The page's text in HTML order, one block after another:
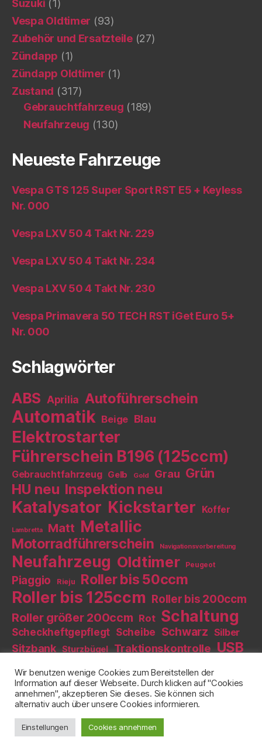
Suzuki (1)
Vespa Oldtimer (93)
Zubehör und Ersatzteile(27)
Zündapp (1)
Zündapp Oldtimer (1)
Zustand (317)
Gebrauchtfahrzeug (189)
Neufahrzeug (130)
Neueste Fahrzeuge
Vespa GTS 125 Super Sport RST E5 + Keyless
Nr. 000
Vespa LXV 50 4 Takt Nr. 229
Vespa LXV 50 4 Takt Nr. 234
Vespa LXV 50 4 Takt Nr. 230
Vespa Primavera 50 TECH RST iGet Euro 5+
Nr. 000
Schlagwörter
ABS Aprilia Autoführerschein
Automatik Beige Blau
Elektrostarter
Führerschein B196 (125ccm)
Gebrauchtfahrzeug Gelb Gold Grau Grün
HU neu Inspektion neu
Katalysator Kickstarter Koffer
Lambretta Matt Metallic
Motorradführerschein Navigationsvorbereitung
Neufahrzeug Oldtimer Peugeot
Piaggio Rieju Roller bis 50ccm
Roller bis 125ccm Roller bis 200ccm
Roller größer 200ccm Rot Schaltung
Scheckheftgepflegt Scheibe Schwarz Silber
Sitzbank Sturzbügel Traktionskontrolle USB
Vespa Weiß Zubehör und Ersatzteile
Werkstatt
Telefon:0421 27740775
Wir benutzen wenige Cookies zum Bereitstellen der
Information auf dieser Webseite. Durch klicken auf "Cookies
annehmen", akzeptieren Sie dieses. Sie können sich
alternativ auch über unsere Cookies informieren.
Einstellungen Cookies annehmen